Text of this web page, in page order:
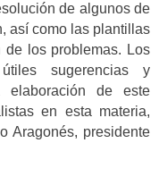
de algunos de
así como las plantillas
los problemas. Los
sugerencias y
elaboración de este
en esta materia,
Aragonés, presidente